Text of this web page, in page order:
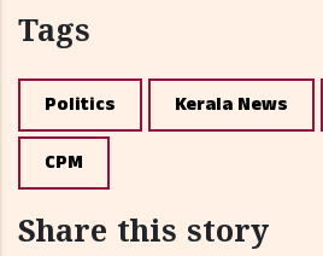
Tags
Politics Kerala News
CPM
Share this story